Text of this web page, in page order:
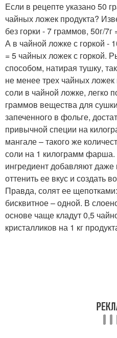
Если в рецепте указано 50
чайных ложек продукта?
без горки - 7 граммов, 50г/
А в чайной ложке с горкой -
= 5 чайных ложек с горкой.
способом, натирая тушку,
не менее трех чайных
соли в чайной ложке, легко
граммов вещества для
запеченного в фольге,
привычной специи на
мангале – такого же
соли на 1 килограмм
ингредиент добавляют
оттенить ее вкус и создать
Правда, солят ее
бисквитное – одной. В
основе чаще кладут 0,5
кристалликов на 1 кг